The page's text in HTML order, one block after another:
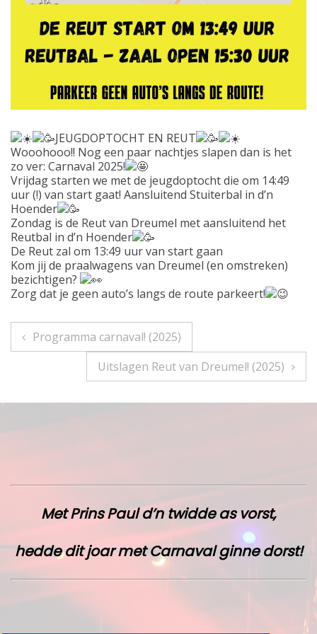
JEUGDOPTOCHT EN REUT
Wooohooo!! Nog een paar nachtjes slapen dan is het
zo ver: Carnaval 2025!
Vrijdag starten we met de jeugdoptocht die om 14:49
uur (!) van start gaat! Aansluitend Stuiterbal in d’n
Hoender
Zondag is de Reut van Dreumel met aansluitend het
Reutbal in d’n Hoender
De Reut zal om 13:49 uur van start gaan
Kom jij de praalwagens van Dreumel (en omstreken)
bezichtigen?
Zorg dat je geen auto’s langs de route parkeert!
Bericht
navigatie
Programma carnaval! (2025)
Uitslagen Reut van Dreumel! (2025)
Met Prins Paul d’n twidde as vorst,
hedde dit joar met Carnaval ginne dorst!